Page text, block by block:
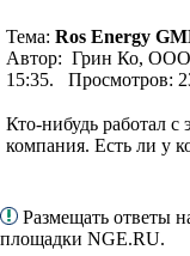
Тема: Ros Energy
Автор: Грин Ко, ООО
15:35. Просмотров:
Кто-нибудь работал
компания. Есть ли у
Размещать ответы
площадки NGE.RU.